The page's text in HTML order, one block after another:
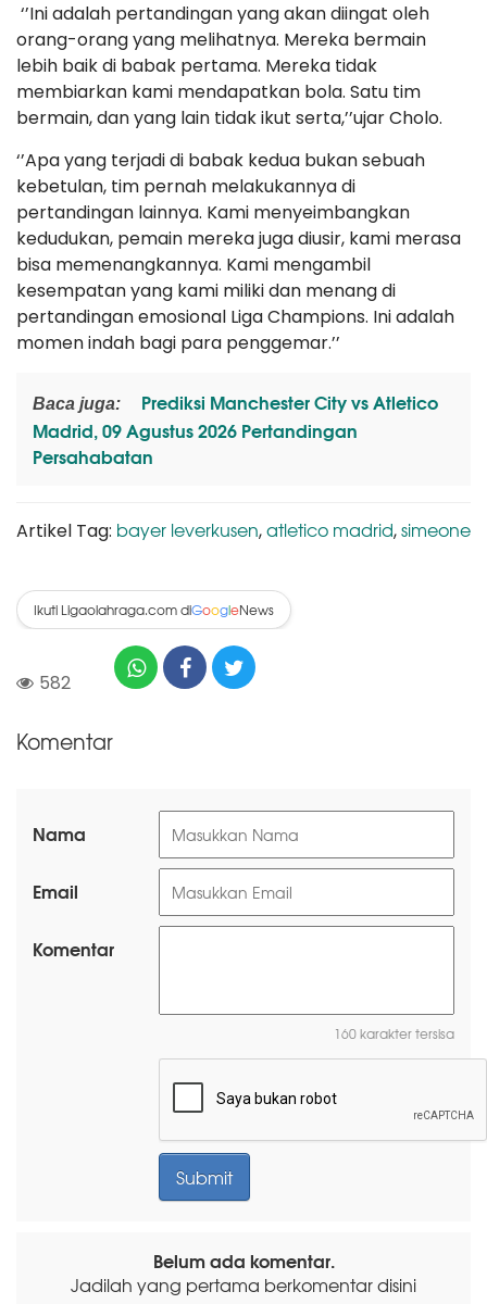
‘’Ini adalah pertandingan yang akan diingat oleh
orang-orang yang melihatnya. Mereka bermain
lebih baik di babak pertama. Mereka tidak
membiarkan kami mendapatkan bola. Satu tim
bermain, dan yang lain tidak ikut serta,’’ujar Cholo.
‘’Apa yang terjadi di babak kedua bukan sebuah
kebetulan, tim pernah melakukannya di
pertandingan lainnya. Kami menyeimbangkan
kedudukan, pemain mereka juga diusir, kami merasa
bisa memenangkannya. Kami mengambil
kesempatan yang kami miliki dan menang di
pertandingan emosional Liga Champions. Ini adalah
momen indah bagi para penggemar.’’
Baca juga:
Prediksi Manchester City vs Atletico
Madrid, 09 Agustus 2026 Pertandingan
Persahabatan
Artikel Tag: bayer leverkusen,atletico madrid,simeone
Ikuti Ligaolahraga.com diGoogleNews
582
Komentar
Nama
Email
Komentar
160 karakter tersisa
Belum ada komentar.
Jadilah yang pertama berkomentar disini